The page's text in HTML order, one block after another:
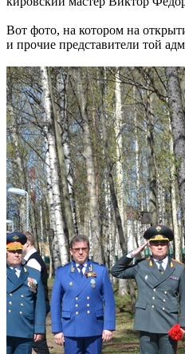
Вот фото, на котором на
и прочие представители той